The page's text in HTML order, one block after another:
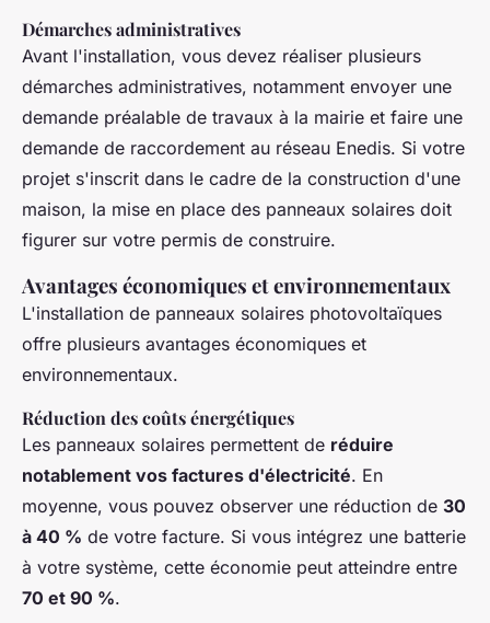
Démarches administratives
Avant l'installation, vous devez réaliser plusieurs
démarches administratives, notamment envoyer une
demande préalable de travaux à la mairie et faire une
demande de raccordement au réseau Enedis. Si votre
projet s'inscrit dans le cadre de la construction d'une
maison, la mise en place des panneaux solaires doit
figurer sur votre permis de construire.
Avantages économiques et environnementaux
L'installation de panneaux solaires photovoltaïques
offre plusieurs avantages économiques et
environnementaux.
Réduction des coûts énergétiques
Les panneaux solaires permettent de réduire
notablement vos factures d'électricité. En
moyenne, vous pouvez observer une réduction de 30
à 40 % de votre facture. Si vous intégrez une batterie
à votre système, cette économie peut atteindre entre
70 et 90 %.